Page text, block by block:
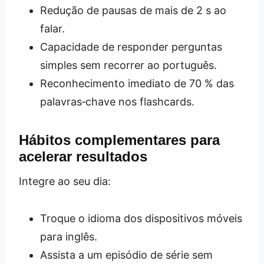
Redução de pausas de mais de 2 s ao
falar.
Capacidade de responder perguntas
simples sem recorrer ao português.
Reconhecimento imediato de 70 % das
palavras‑chave nos flashcards.
Hábitos complementares para
acelerar resultados
Integre ao seu dia:
Troque o idioma dos dispositivos móveis
para inglês.
Assista a um episódio de série sem